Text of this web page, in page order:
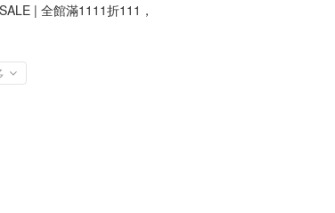
| 全館滿1111折111，